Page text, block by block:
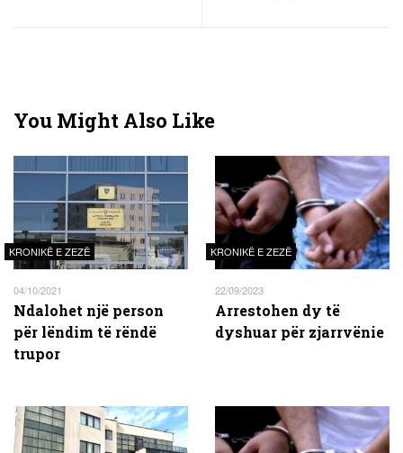
You Might Also Like
KRONIKË E ZEZË
04/10/2021
Ndalohet një person
për lëndim të rëndë
trupor
KRONIKË E ZEZË
22/09/2023
Arrestohen dy të
dyshuar për zjarrvënie